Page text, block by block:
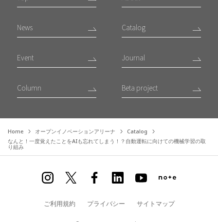
News Catalog
Event Journal
Column Beta project
Home オープンイノベーションアリーナ
Catalog
なんと！一度覚えたことをAIも忘れてしまう！？自動運転に向けての機械学習の取
り組み
ご利用規約 プライバシー サイトマップ